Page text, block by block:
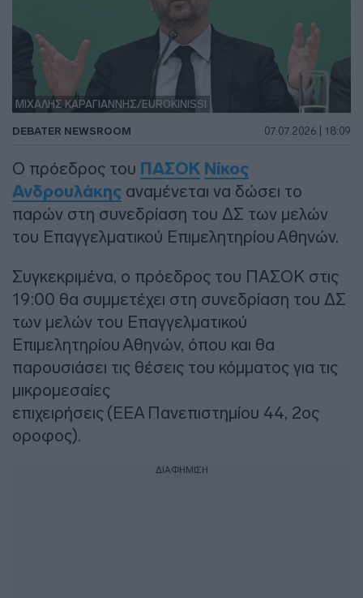
ΜΙΧΑΛΗΣ ΚΑΡΑΓΙΑΝΝΗΣ/EUROKINISSI
DEBATER NEWSROOM 07.07.2026 | 18:09
Ο πρόεδρος του ΠΑΣΟΚ Νίκος
Ανδρουλάκης αναμένεται να δώσει το
παρών στη συνεδρίαση του ΔΣ των μελών
του Επαγγελματικού Επιμελητηρίου Αθηνών.
Συγκεκριμένα, ο πρόεδρος του ΠΑΣΟΚ στις
19:00 θα συμμετέχει στη συνεδρίαση του ΔΣ
των μελών του Επαγγελματικού
Επιμελητηρίου Αθηνών, όπου και θα
παρουσιάσει τις θέσεις του κόμματος για τις
μικρομεσαίες
επιχειρήσεις (ΕΕΑ Πανεπιστημίου 44, 2ος
οροφος).
ΔΙΑΦΗΜΙΣΗ